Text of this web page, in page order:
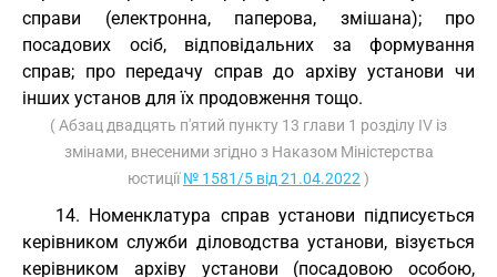
справи (електронна, паперова, змішана); про
посадових осіб, відповідальних за формування
справ; про передачу справ до архіву установи чи
інших установ для їх продовження тощо.
( Абзац двадцять п'ятий пункту 13 глави 1 розділу IV із
змінами, внесеними згідно з Наказом Міністерства
юстиції№ 1581/5 від 21.04.2022 )
14. Номенклатура справ установи підписується
керівником служби діловодства установи, візується
керівником архіву установи (посадовою особою,